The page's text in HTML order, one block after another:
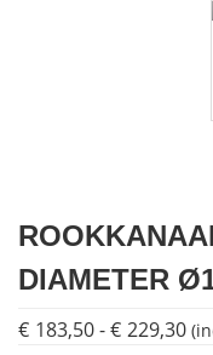
DIAMETER
€ 183,50-€ 229,30